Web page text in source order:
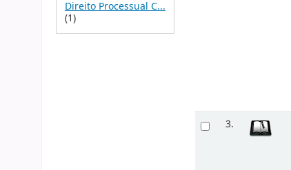
Direito Processual C...
(1)
3.